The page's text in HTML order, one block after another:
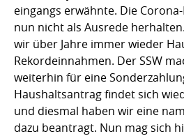
eingangs erwähnte. Die
nun nicht als Ausrede
wir über Jahre immer wieder
Rekordeinnahmen. Der SSW
weiterhin für eine
Haushaltsantrag findet sich
und diesmal haben wir eine
dazu beantragt. Nun mag sich